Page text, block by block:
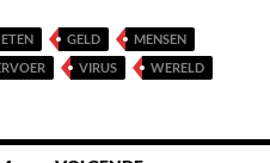
ETEN GELD
MENSEN
VIRUS WERELD